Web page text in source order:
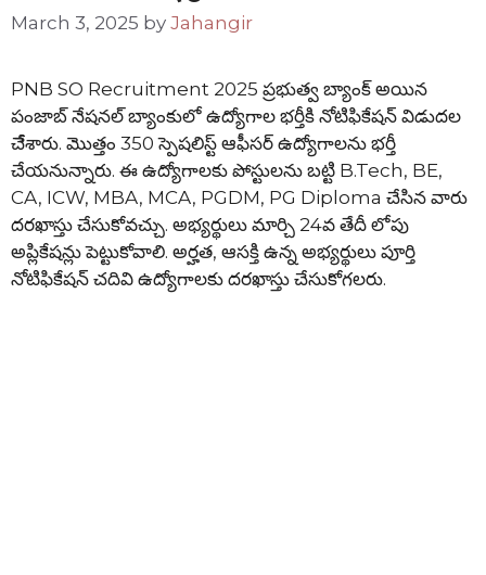
March 3, 2025 by Jahangir
PNB SO Recruitment 2025 ప్రభుత్వ బ్యాంక్ అయిన
పంజాబ్ నేషనల్ బ్యాంకులో ఉద్యోగాల భర్తీకి నోటిఫికేషన్ విడుదల
చేేశారు. మొత్తం 350 స్పెషలిస్ట్ ఆఫీసర్ ఉద్యోగాలను భర్తీ
చేయనున్నారు. ఈ ఉద్యోగాలకు పోస్టులను బట్టి B.Tech, BE,
CA, ICW, MBA, MCA, PGDM, PG Diploma చేసిన వారు
దరఖాస్తు చేసుకోవచ్చు. అభ్యర్థులు మార్చి 24వ తేదీ లోపు
అప్లికేషన్లు పెట్టుకోవాలి. అర్హత, ఆసక్తి ఉన్న అభ్యర్థులు పూర్తి
నోటిఫికేషన్ చదివి ఉద్యోగాలకు దరఖాస్తు చేసుకోగలరు.